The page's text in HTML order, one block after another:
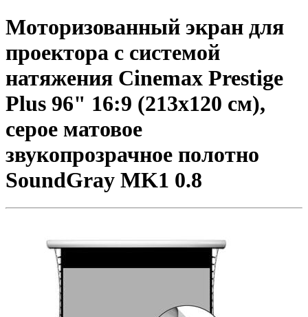
Моторизованный экран для
проектора с системой
натяжения Cinemax Prestige
Plus 96" 16:9 (213x120 см),
серое матовое
звукопрозрачное полотно
SoundGray MK1 0.8